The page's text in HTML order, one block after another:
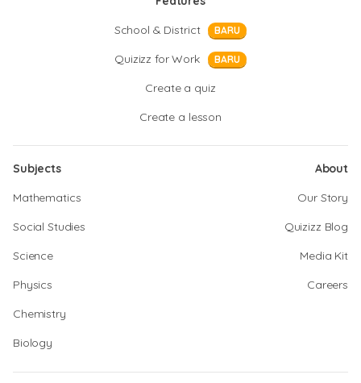
School & District
BARU
Quizizz for Work BARU
Create a quiz
Create a lesson
Subjects
Mathematics
Social Studies
Science
Physics
Chemistry
Biology
About
Our Story
Quizizz Blog
Media Kit
Careers